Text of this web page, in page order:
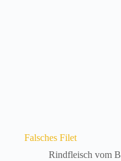
Falsches Filet
Rindfleisch vom